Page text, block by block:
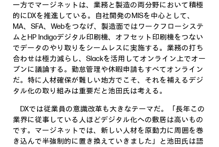
一方でマージネットは、業務と製造の両分野において積極
的にDXを推進している。自社開発のMISを中心として、
MA、SFA、Webをつなげ、製造面ではワークフローシステ
ムとHP Indigoデジタル印刷機、オフセット印刷機をつない
でデータのやり取りをシームレスに実施する。業務の打ち
合わせは極力減らし、Slackを活用してオンライン上でオー
プンに議論する。勤怠管理や休暇申請もすべてオンライン
だ。特に人材確保が難しい地方でこそ、それを補えるデジ
タル化の取り組みは重要だと池田氏は考える。
DXでは従業員の意識改革も大きなテーマだ。「長年この
業界に従事している人ほどデジタル化への敷居は高いもの
です。マージネットでは、新しい人材を原動力に周囲を巻
き込んで半強制的に置き換えていきました」と池田氏は語